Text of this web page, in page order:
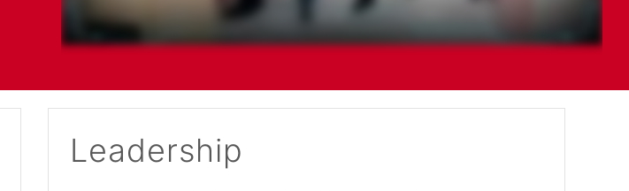
Leadership